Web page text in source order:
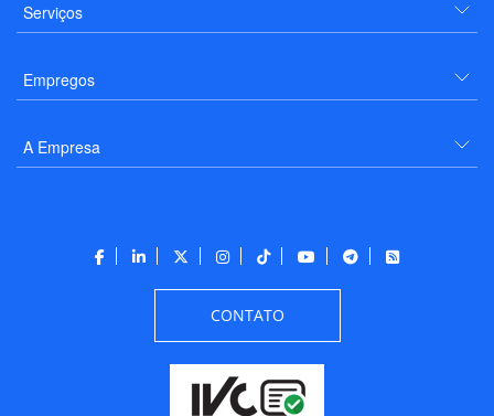
Serviços
Empregos
A Empresa
CONTATO